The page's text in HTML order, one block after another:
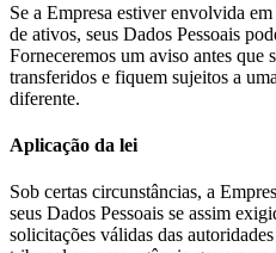
Se a Empresa estiver envolvida
de ativos, seus Dados Pessoais
Forneceremos um aviso antes que
transferidos e fiquem sujeitos a
diferente.
Aplicação da lei
Sob certas circunstâncias, a
seus Dados Pessoais se assim
solicitações válidas das